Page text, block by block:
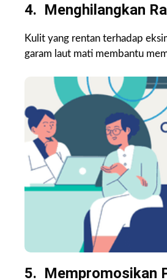
4. Menghilangkan
Kulit yang rentan terhadap
garam laut mati membantu
5. Mempromosikan